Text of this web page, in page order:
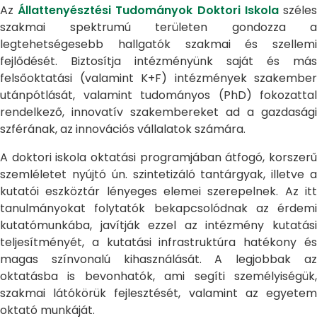
AzÁllattenyésztési Tudományok Doktori Iskolaszéles
szakmai spektrumú területen gondozza a
legtehetségesebb hallgatók szakmai és szellemi
fejlődését. Biztosítja intézményünk saját és más
felsőoktatási (valamint K+F) intézmények szakember
utánpótlását, valamint tudományos (PhD) fokozattal
rendelkező, innovatív szakembereket ad a gazdasági
szférának, az innovációs vállalatok számára.
A doktori iskola oktatási programjában átfogó, korszerű
szemléletet nyújtó ún. szintetizáló tantárgyak, illetve a
kutatói eszköztár lényeges elemei szerepelnek. Az itt
tanulmányokat folytatók bekapcsolódnak az érdemi
kutatómunkába, javítják ezzel az intézmény kutatási
teljesítményét, a kutatási infrastruktúra hatékony és
magas színvonalú kihasználását. A legjobbak az
oktatásba is bevonhatók, ami segíti személyiségük,
szakmai látókörük fejlesztését, valamint az egyetem
oktató munkáját.